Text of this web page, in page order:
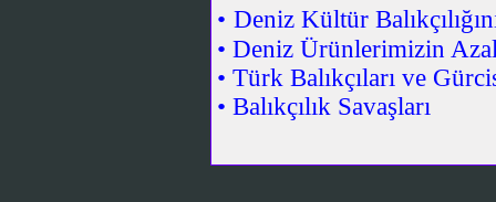
• Deniz Kültür
• Deniz Ürünlerimizin
• Türk Balıkçıları ve
• Balıkçılık Savaşları